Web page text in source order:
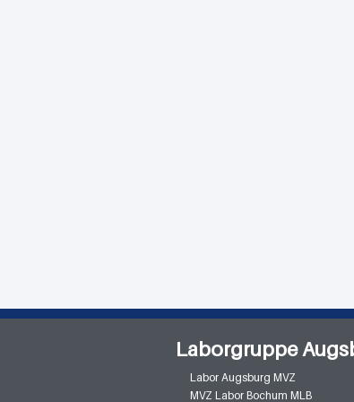
Laborgruppe
Labor Augsburg MVZ
MVZ Labor Bochum MLB